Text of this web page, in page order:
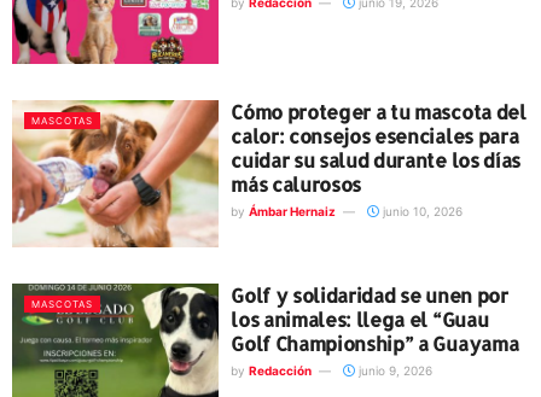
MASCOTAS
Cómo proteger a tu mascota del
calor: consejos esenciales para
cuidar su salud durante los días
más calurosos
by Ámbar Hernaiz junio 10, 2026
MASCOTAS
Golf y solidaridad se unen por
los animales: llega el “Guau
Golf Championship” a Guayama
by Redacción junio 9, 2026